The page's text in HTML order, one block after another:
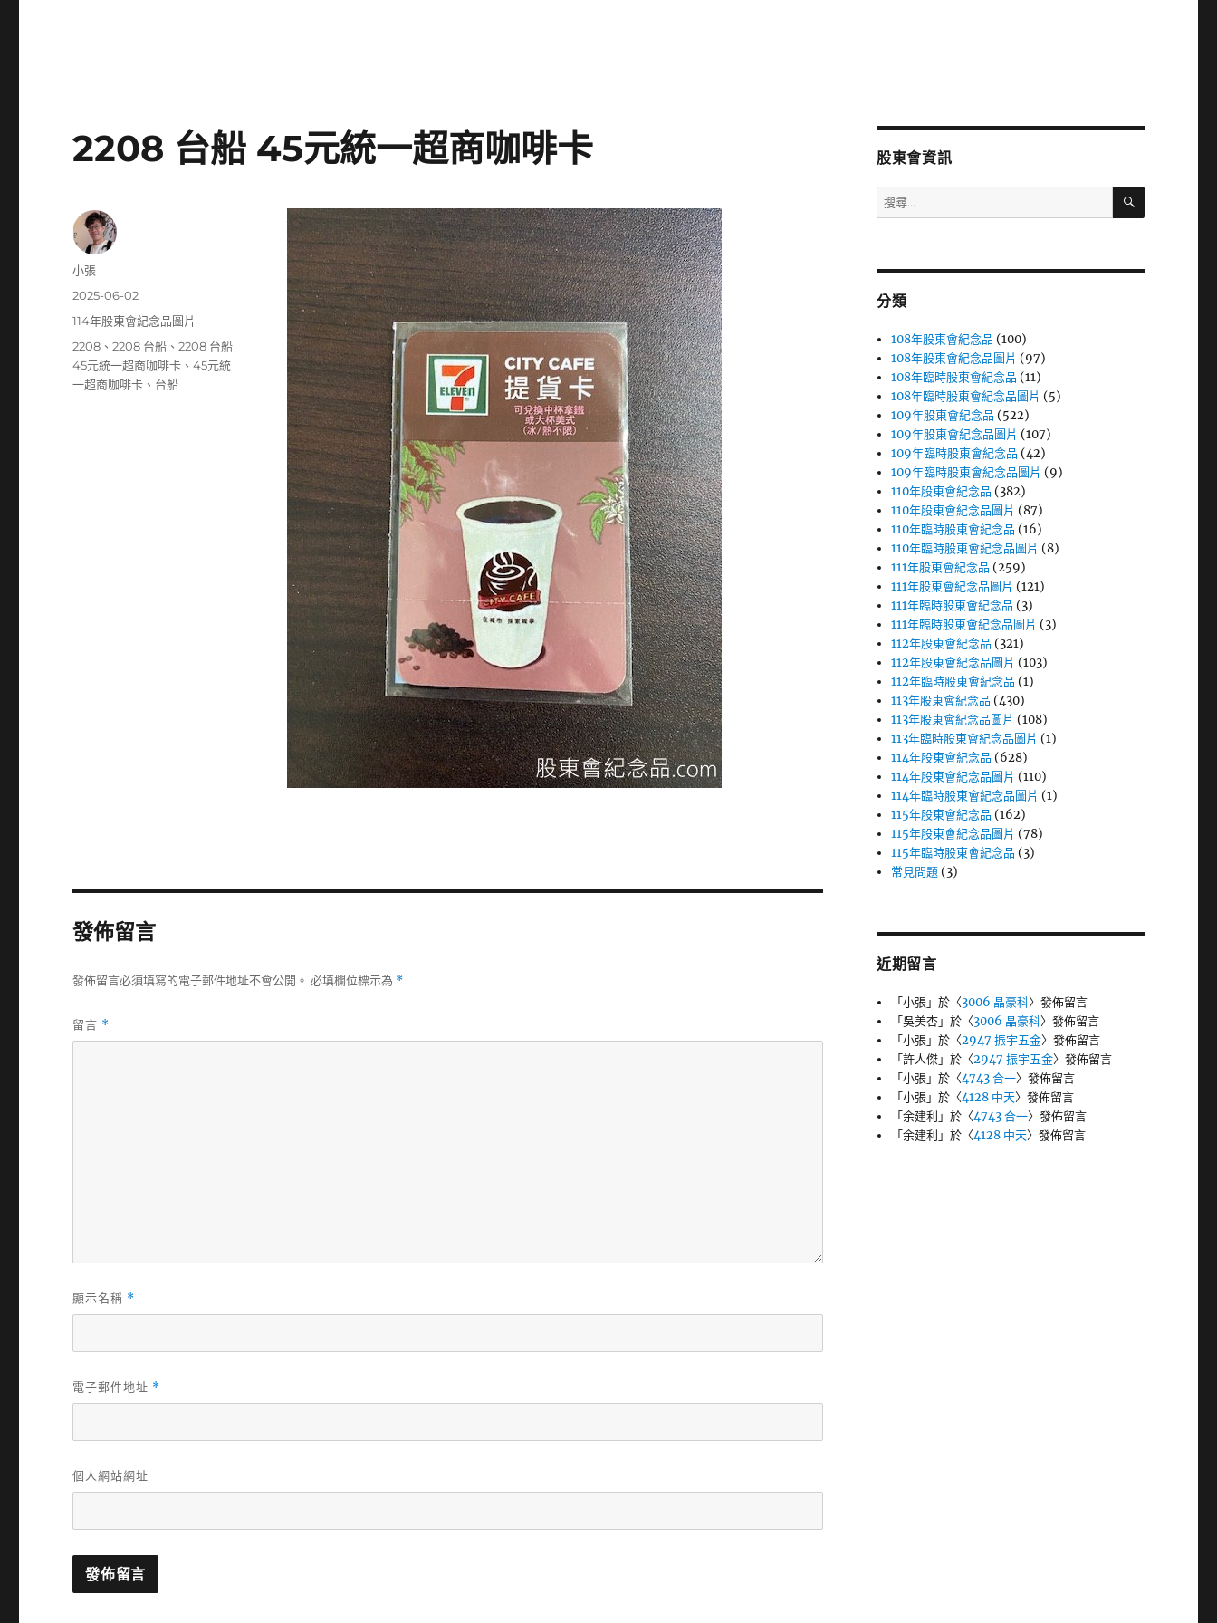
2208 台船 45元統一超商咖啡卡
作
小張
發
期:
2025-06-02
分
114年股東會紀念品圖片
標
籤
2208 、2208 台船 、2208 台船
45元統一超商咖啡卡 、45元統
一超商咖啡卡 、 台船
發佈留言
發佈留言必須填寫的電子郵件地址不會公開。 必填欄位標示為 *
留言 *
顯示名稱 *
電子郵件地址 *
個人網站網址
股東會資訊
搜
尋
字:
搜
分類
108年股東會紀念品 (100)
108年股東會紀念品圖片 (97)
108年臨時股東會紀念品 (11)
108年臨時股東會紀念品圖片 (5)
109年股東會紀念品 (522)
109年股東會紀念品圖片 (107)
109年臨時股東會紀念品 (42)
109年臨時股東會紀念品圖片 (9)
110年股東會紀念品 (382)
110年股東會紀念品圖片 (87)
110年臨時股東會紀念品 (16)
110年臨時股東會紀念品圖片 (8)
111年股東會紀念品 (259)
111年股東會紀念品圖片 (121)
111年臨時股東會紀念品 (3)
111年臨時股東會紀念品圖片 (3)
112年股東會紀念品 (321)
112年股東會紀念品圖片 (103)
112年臨時股東會紀念品 (1)
113年股東會紀念品 (430)
113年股東會紀念品圖片 (108)
113年臨時股東會紀念品圖片 (1)
114年股東會紀念品 (628)
114年股東會紀念品圖片 (110)
114年臨時股東會紀念品圖片 (1)
115年股東會紀念品 (162)
115年股東會紀念品圖片 (78)
115年臨時股東會紀念品 (3)
常見問題 (3)
近期留言
「小張」於〈3006 晶豪科〉發佈留言
「吳美杏」於〈3006 晶豪科〉發佈留言
「小張」於〈2947 振宇五金〉發佈留言
「許人傑」於〈2947 振宇五金〉發佈留言
「小張」於〈4743 合一〉發佈留言
「小張」於〈4128 中天〉發佈留言
「余建利 」於〈4743 合一〉發佈留言
「余建利 」於〈4128 中天〉發佈留言